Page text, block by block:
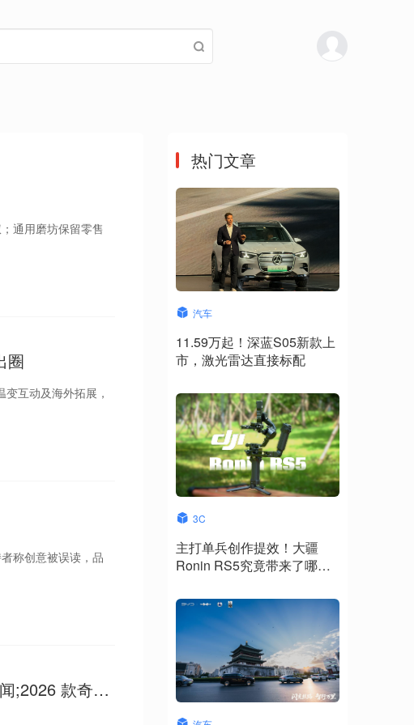
通用磨坊保留零售
圈
互动及海外拓展，
称创意被误读，品
;2026 款奇瑞
热门文章
汽车
11.59万起！深蓝S05新款上
市，激光雷达直接标配
3C
主打单兵创作提效！大疆
Ronin RS5究竟带来了哪些